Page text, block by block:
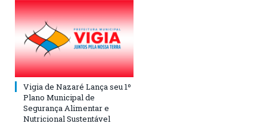
Vigia de Nazaré Lança seu 1º
Plano Municipal de
Segurança Alimentar e
Nutricional Sustentável